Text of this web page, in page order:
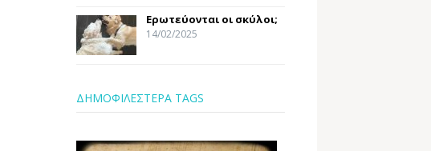
Ερωτεύονται οι σκύλοι;
14/02/2025
ΔΗΜΟΦΙΛΕΣΤΕΡΑ TAGS